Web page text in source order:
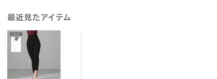
最近見たアイテム